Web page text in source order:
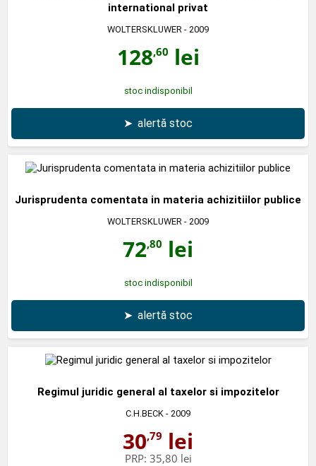
international privat
WOLTERSKLUWER - 2009
128,60 lei
stoc indisponibil
➤ alertă stoc
Jurisprudenta comentata in materia achizitiilor publice
WOLTERSKLUWER - 2009
72,80 lei
stoc indisponibil
➤ alertă stoc
Regimul juridic general al taxelor si impozitelor
C.H.BECK - 2009
30,79 lei
PRP: 35,80 lei